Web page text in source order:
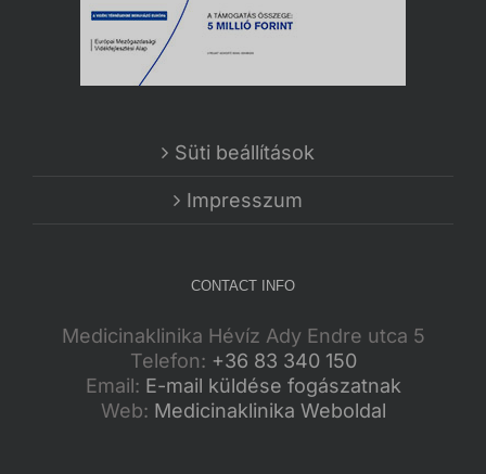
Süti beállítások
Impresszum
CONTACT INFO
Medicinaklinika Hévíz Ady Endre utca 5
Telefon: +36 83 340 150
Email: E-mail küldése fogászatnak
Web: Medicinaklinika Weboldal